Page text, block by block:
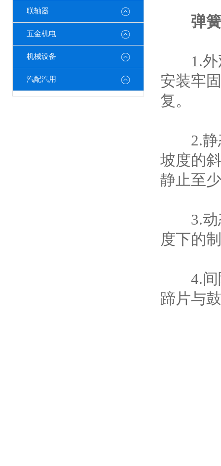
联轴器
五金机电
机械设备
汽配汽用
弹
1.外观
安装牢
复。
2.静态
坡度的
静止至
3.动态
度下的
4.间隙
蹄片与